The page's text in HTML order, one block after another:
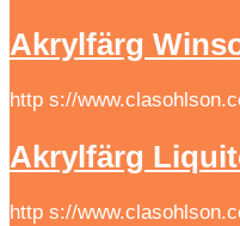
Akrylfärg
http s://
Akrylfärg
http s://